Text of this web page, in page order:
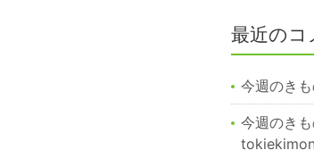
最近のコ
今週のき
今週のき